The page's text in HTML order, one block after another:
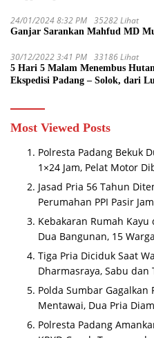
24/01/2024 8:32 PM 35282 Lihat
Ganjar Sarankan Mahfud MD
30/12/2022 3:41 PM 33186 Lihat
5 Hari 5 Malam Menembus
Ekspedisi Padang – Solok, dari
Most Viewed Posts
Polresta Padang Bekuk
1×24 Jam, Pelat Motor
Jasad Pria 56 Tahun
Perumahan PPI Pasir
Kebakaran Rumah
Dua Bangunan, 15
Tiga Pria Diciduk Saat
Dharmasraya, Sabu
Polda Sumbar
Mentawai, Dua Pria
Polresta Padang